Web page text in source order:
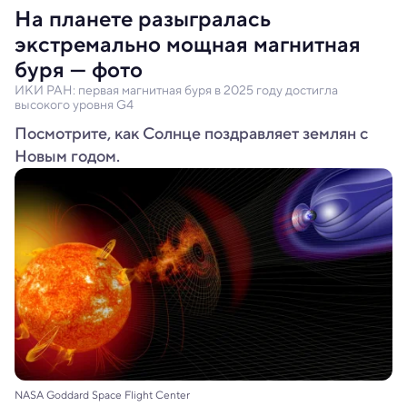
На планете разыгралась
экстремально мощная магнитная
буря — фото
ИКИ РАН: первая магнитная буря в 2025 году достигла
высокого уровня G4
Посмотрите, как Солнце поздравляет землян с
Новым годом.
NASA Goddard Space Flight Center